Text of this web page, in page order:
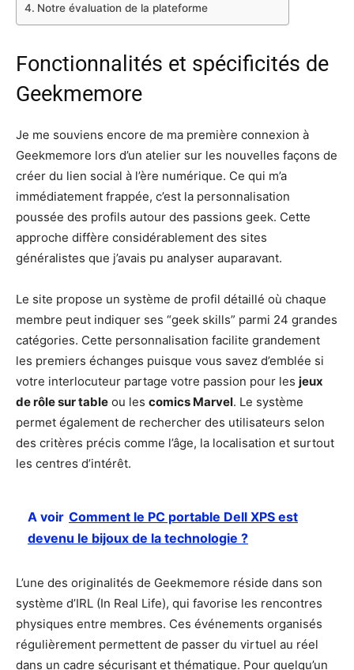
Notre évaluation de la plateforme
Fonctionnalités et spécificités de
Geekmemore
Je me souviens encore de ma première connexion à
Geekmemore lors d’un atelier sur les nouvelles façons de
créer du lien social à l’ère numérique. Ce qui m’a
immédiatement frappée, c’est la personnalisation
poussée des profils autour des passions geek. Cette
approche diffère considérablement des sites
généralistes que j’avais pu analyser auparavant.
Le site propose un système de profil détaillé où chaque
membre peut indiquer ses “geek skills” parmi 24 grandes
catégories. Cette personnalisation facilite grandement
les premiers échanges puisque vous savez d’emblée si
votre interlocuteur partage votre passion pour les jeux
de rôle sur table ou les comics Marvel. Le système
permet également de rechercher des utilisateurs selon
des critères précis comme l’âge, la localisation et surtout
les centres d’intérêt.
A voir Comment le PC portable Dell XPS est
devenu le bijoux de la technologie ?
L’une des originalités de Geekmemore réside dans son
système d’IRL (In Real Life), qui favorise les rencontres
physiques entre membres. Ces événements organisés
régulièrement permettent de passer du virtuel au réel
dans un cadre sécurisant et thématique. Pour quelqu’un